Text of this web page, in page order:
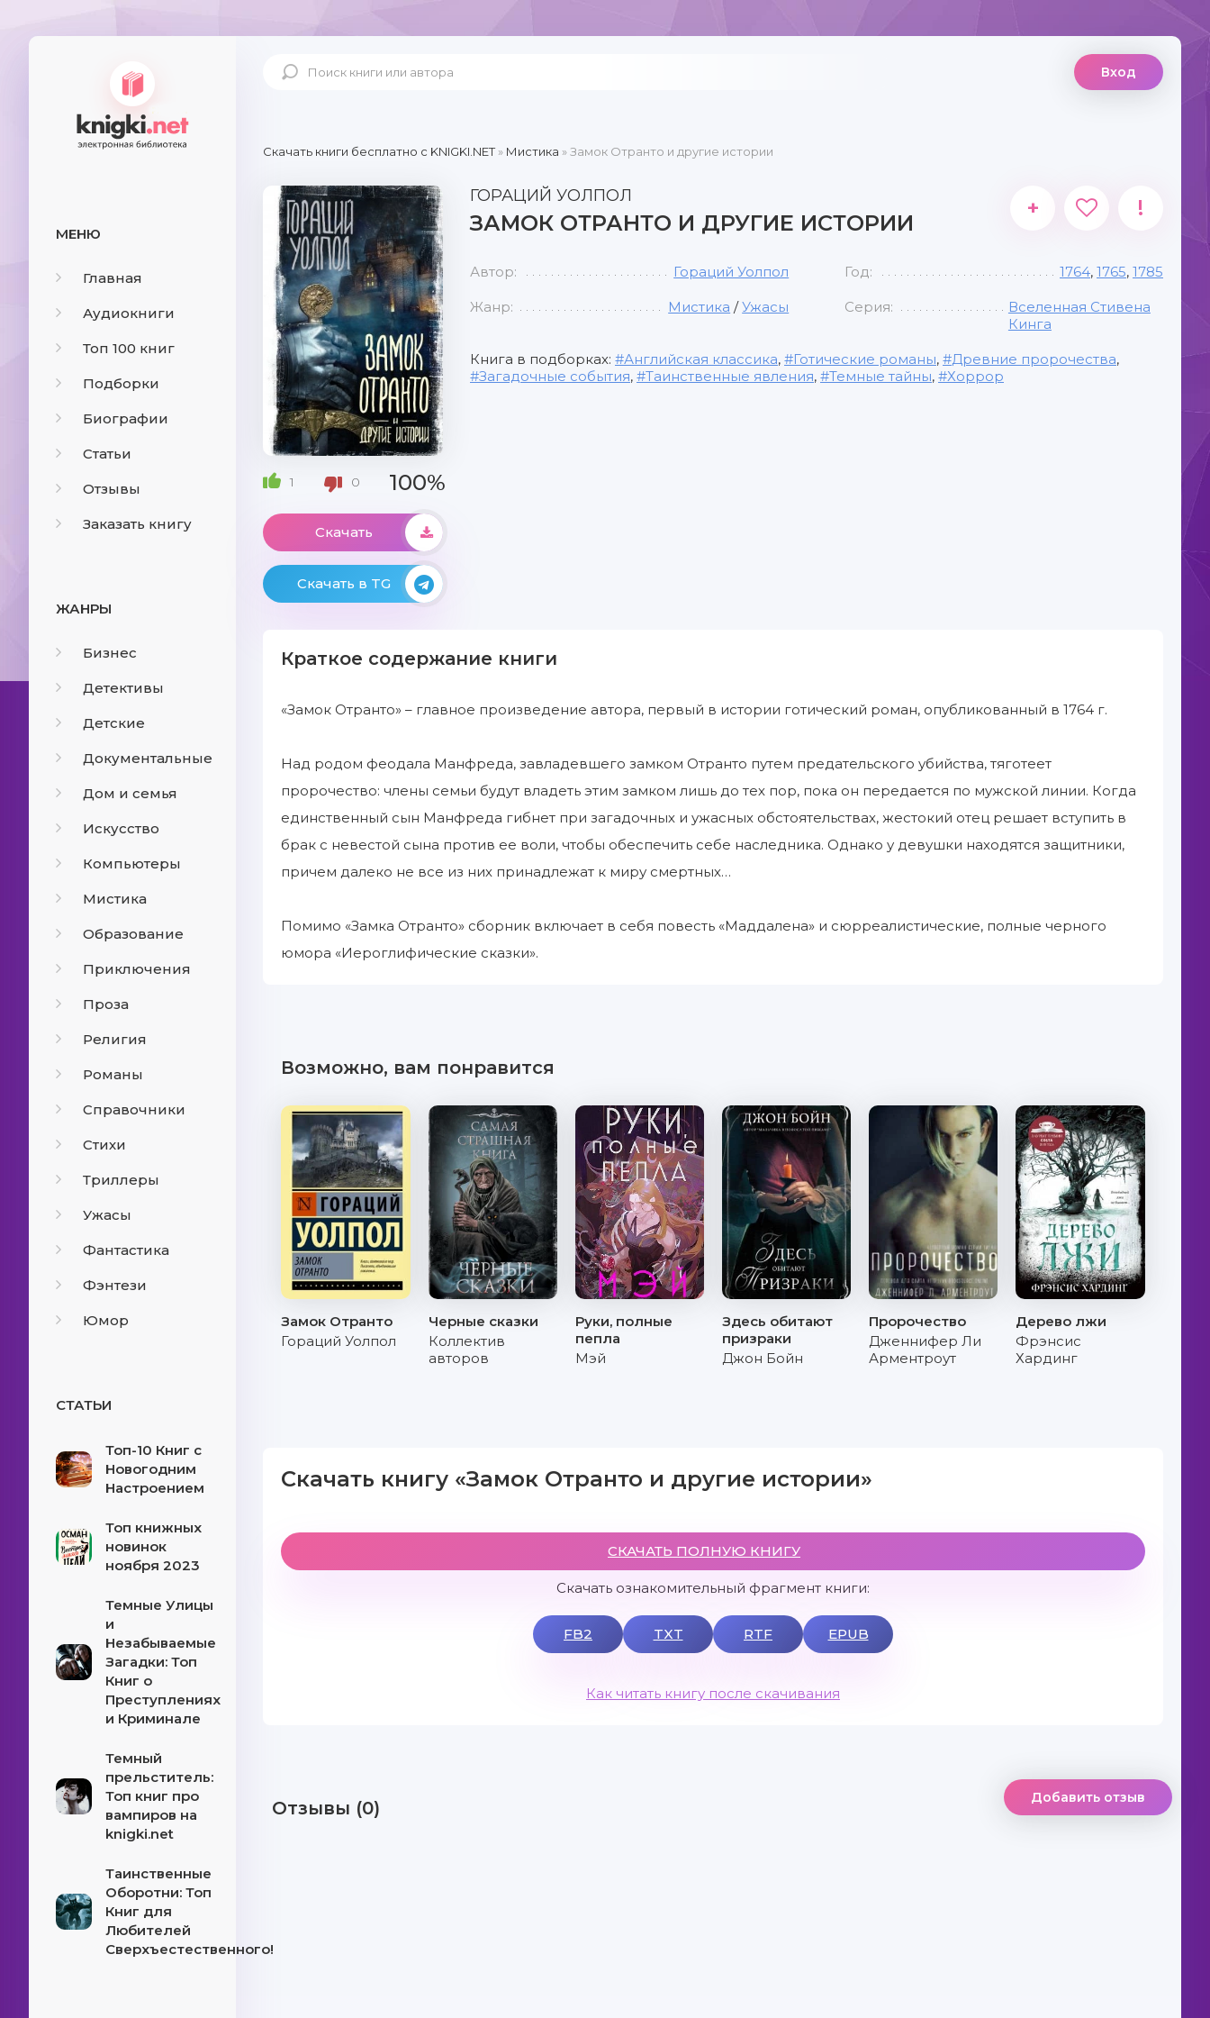
МЕНЮ
Главная
Аудиокниги
Топ 100 книг
Подборки
Биографии
Статьи
Отзывы
Заказать книгу
ЖАНРЫ
Бизнес
Детективы
Детские
Документальные
Дом и семья
Искусство
Компьютеры
Мистика
Образование
Приключения
Проза
Религия
Романы
Справочники
Стихи
Триллеры
Ужасы
Фантастика
Фэнтези
Юмор
СТАТЬИ
Топ-10 Книг с
Новогодним
Настроением
Топ книжных
новинок
ноября 2023
Темные Улицы
и
Незабываемые
Загадки: Топ
Книг о
Преступлениях
и Криминале
Темный
прельститель:
Топ книг про
вампиров на
knigki.net
Таинственные
Оборотни: Топ
Книг для
Любителей
Сверхъестественного!
Вход
Скачать книги бесплатно c KNIGKI.NET» Мистика » Замок Отранто и другие истории
1 0 100%
Скачать
Скачать в TG
ГОРАЦИЙ УОЛПОЛ
ЗАМОК ОТРАНТО И ДРУГИЕ ИСТОРИИ
+ !
Автор: Гораций Уолпол Год: 1764, 1765, 1785
Жанр: Мистика /Ужасы Серия:
Вселенная Стивена
Кинга
Книга в подборках: Английская классика, Готические романы, Древние пророчества,
Загадочные события, Таинственные явления, Темные тайны, Хоррор
Краткое содержание книги
«Замок Отранто» – главное произведение автора, первый в истории готический роман, опубликованный в 1764 г.
Над родом феодала Манфреда, завладевшего замком Отранто путем предательского убийства, тяготеет
пророчество: члены семьи будут владеть этим замком лишь до тех пор, пока он передается по мужской линии. Когда
единственный сын Манфреда гибнет при загадочных и ужасных обстоятельствах, жестокий отец решает вступить в
брак с невестой сына против ее воли, чтобы обеспечить себе наследника. Однако у девушки находятся защитники,
причем далеко не все из них принадлежат к миру смертных…
Помимо «Замка Отранто» сборник включает в себя повесть «Маддалена» и сюрреалистические, полные черного
юмора «Иероглифические сказки».
Возможно, вам понравится
Замок Отранто
Гораций Уолпол
Черные сказки
Коллектив
авторов
Руки, полные
пепла
Мэй
Здесь обитают
призраки
Джон Бойн
Пророчество
Дженнифер Ли
Арментроут
Дерево лжи
Фрэнсис
Хардинг
Скачать книгу «Замок Отранто и другие истории»
СКАЧАТЬ ПОЛНУЮ КНИГУ
Скачать ознакомительный фрагмент книги:
FB2 TXT RTF EPUB
Как читать книгу после скачивания
Отзывы (0) Добавить отзыв